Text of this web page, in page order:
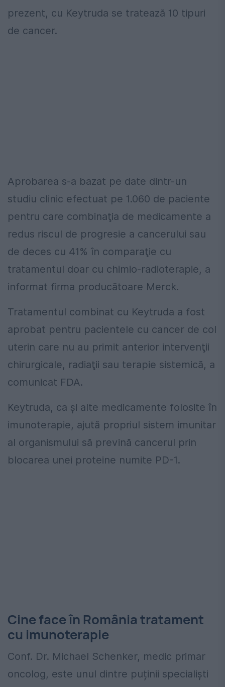
prezent, cu Keytruda se tratează 10 tipuri
de cancer.
Aprobarea s-a bazat pe date dintr-un
studiu clinic efectuat pe 1.060 de paciente
pentru care combinaţia de medicamente a
redus riscul de progresie a cancerului sau
de deces cu 41% în comparaţie cu
tratamentul doar cu chimio-radioterapie, a
informat firma producătoare Merck.
Tratamentul combinat cu Keytruda a fost
aprobat pentru pacientele cu cancer de col
uterin care nu au primit anterior intervenţii
chirurgicale, radiaţii sau terapie sistemică, a
comunicat FDA.
Keytruda, ca și alte medicamente folosite în
imunoterapie, ajută propriul sistem imunitar
al organismului să prevină cancerul prin
blocarea unei proteine numite PD-1.
Cine face în România tratament
cu imunoterapie
Conf. Dr. Michael Schenker, medic primar
oncolog, este unul dintre puținii specialiști